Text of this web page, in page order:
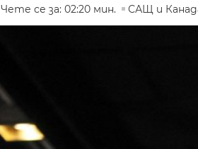
Чете се за: 02:20 мин. САЩ и